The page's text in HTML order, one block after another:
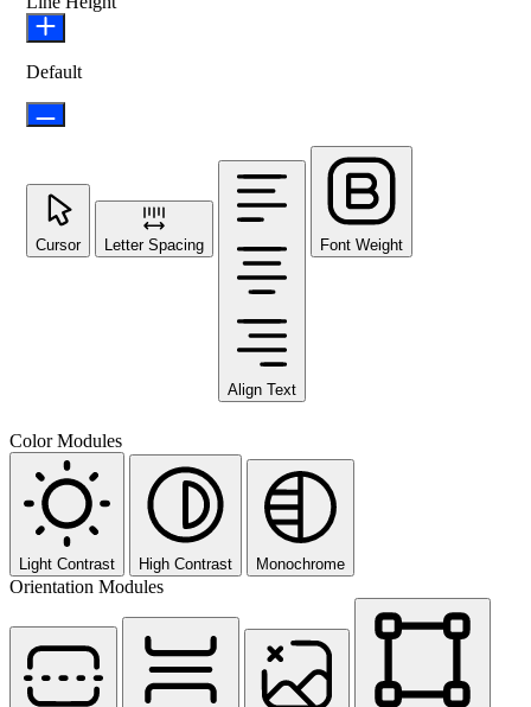
Default
Cursor Letter Spacing
Align Text
Font Weight
Color Modules
Light Contrast High Contrast Monochrome
Orientation Modules